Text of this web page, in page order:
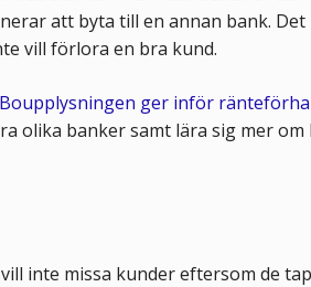
att byta till en annan bank. Det
vill förlora en bra kund.
Boupplysningen ger inför
olika banker samt lära sig mer
inte missa kunder eftersom de